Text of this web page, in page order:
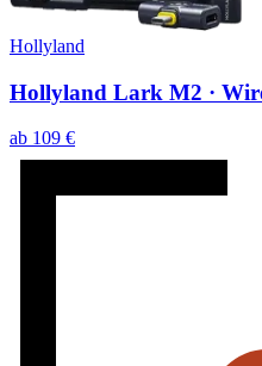
Hollyland
Hollyland Lark M2 ·
ab 109 €